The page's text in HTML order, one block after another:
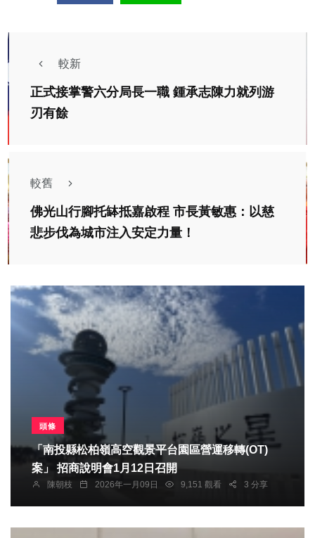
較新
正式接掌警六分局長一職 鍾承志陳力就列游
刃有餘
較舊
佛光山行腳托缽抵嘉啟程 市長黃敏惠：以慈
悲步伐為城市注入安定力量！
頭條
「南投縣松柏嶺高空觀景平台園區營運移轉(OT)
案」 招商說明會1月12日召開
陳朝枝 2026年一月09日 9,151 觀看 3 分享